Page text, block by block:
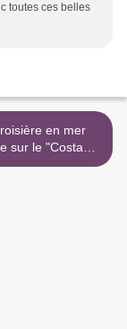
toutes ces belles
en mer
sur le "Costa
Luminosa" >